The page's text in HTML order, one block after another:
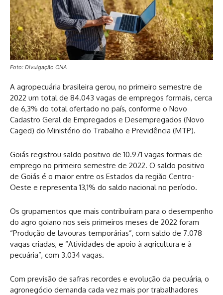
Foto: Divulgação CNA
A agropecuária brasileira gerou, no primeiro semestre de
2022 um total de 84.043 vagas de empregos formais, cerca
de 6,3% do total ofertado no país, conforme o Novo
Cadastro Geral de Empregados e Desempregados (Novo
Caged) do Ministério do Trabalho e Previdência (MTP).
Goiás registrou saldo positivo de 10.971 vagas formais de
emprego no primeiro semestre de 2022. O saldo positivo
de Goiás é o maior entre os Estados da região Centro-
Oeste e representa 13,1% do saldo nacional no período.
Os grupamentos que mais contribuíram para o desempenho
do agro goiano nos seis primeiros meses de 2022 foram
“Produção de lavouras temporárias”, com saldo de 7.078
vagas criadas, e “Atividades de apoio à agricultura e à
pecuária”, com 3.034 vagas.
Com previsão de safras recordes e evolução da pecuária, o
agronegócio demanda cada vez mais por trabalhadores